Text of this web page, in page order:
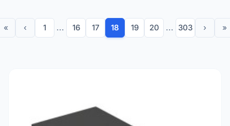
« ‹ 1 ... 16 17 18 19 20 ... 303 › »